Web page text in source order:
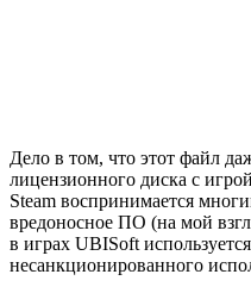
Дело в том, что этот файл
лицензионного диска с
Steam воспринимается
вредоносное ПО (на мой
в играх UBISoft
несанкционированного